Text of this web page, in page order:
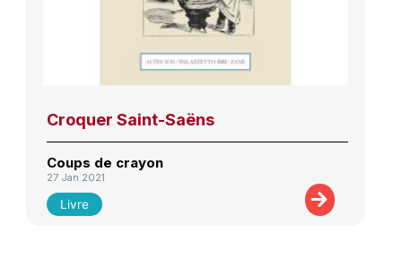
Croquer Saint-Saëns
Coups de crayon
27 Jan 2021
Livre